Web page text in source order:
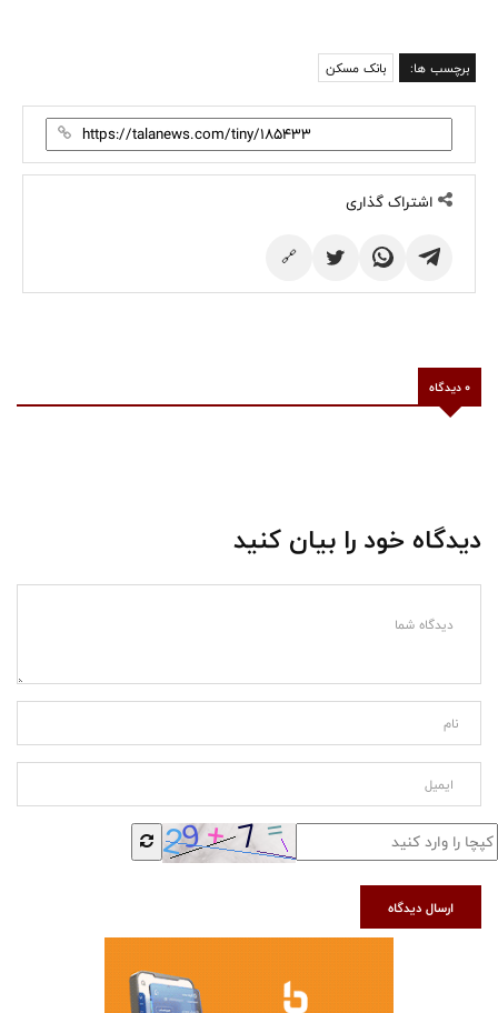
برچسب ها: بانک مسکن
اشتراک گذاری
🔗
0 دیدگاه
دیدگاه خود را بیان کنید
ارسال دیدگاه